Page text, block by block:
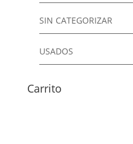
SIN CATEGORIZAR
USADOS
Carrito